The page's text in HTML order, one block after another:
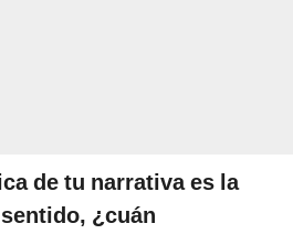
de tu narrativa es la
¿cuán